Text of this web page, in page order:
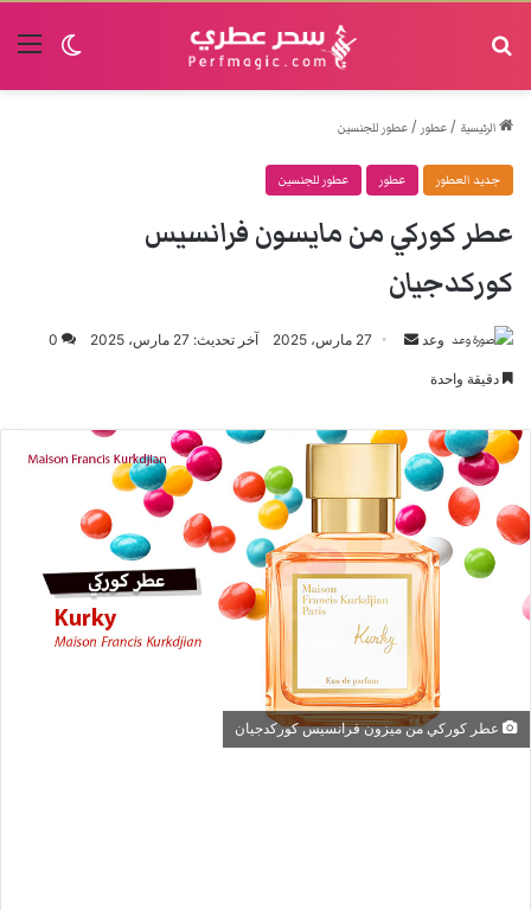
الوضع
الرئيسية /عطور/عطور للجنسين
جديد العطور عطور عطور للجنسين
عطر كوركي من مايسون فرانسيس
كوركدجيان
وعد
أرسل
27 مارس، 2025 آخر تحديث: 27 مارس، 2025 0
دقيقة واحدة
عطر كوركي من ميزون فرانسيس كوركدجيان